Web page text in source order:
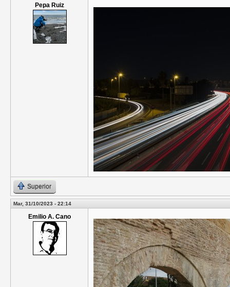
Pepa Ruiz
Superior
Mar, 31/10/2023 - 22:14
Emilio A. Cano